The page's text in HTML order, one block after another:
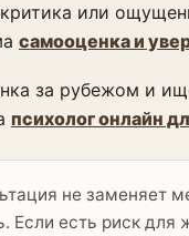
или
самооценка и
за рубежом и
психолог онлайн
не заменяет
Если есть риск для